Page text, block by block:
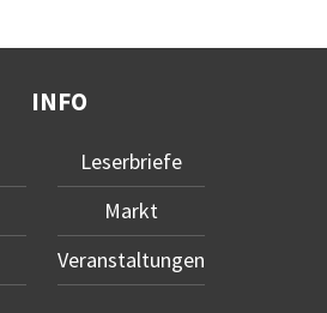
INFO
Leserbriefe
Markt
Veranstaltungen